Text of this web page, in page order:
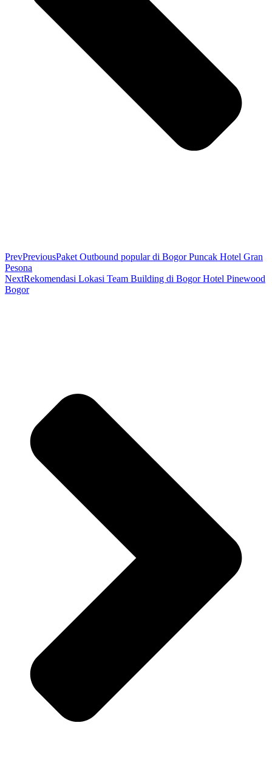
PrevPreviousPaket Outbound popular di Bogor Puncak Hotel Gran
Pesona
NextRekomendasi Lokasi Team Building di Bogor Hotel Pinewood
Bogor